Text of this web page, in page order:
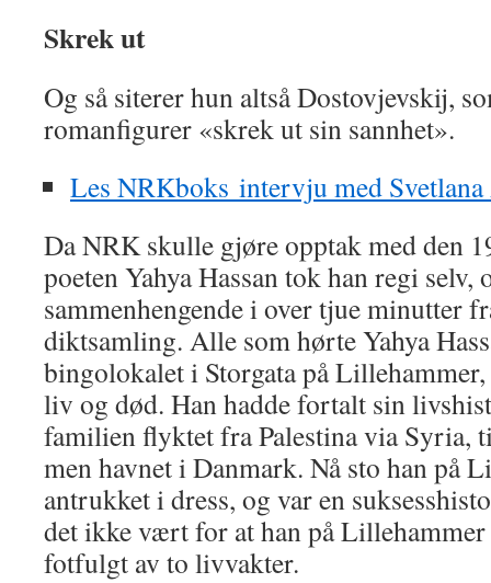
Skrek ut
Og så siterer hun altså Dostovjevskij,
romanfigurer «skrek ut sin sannhet».
Les NRKboks intervju med
Da NRK skulle gjøre opptak med den
poeten Yahya Hassan tok han regi selv,
sammenhengende i over tjue minutter
diktsamling. Alle som hørte Yahya
bingolokalet i Storgata på
liv og død. Han hadde fortalt sin
familien flyktet fra Palestina via Syria,
men havnet i Danmark. Nå sto han på
antrukket i dress, og var en
det ikke vært for at han på
fotfulgt av to livvakter.